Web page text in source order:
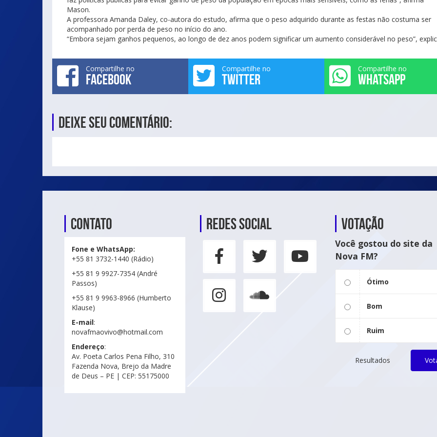
Mason.
A professora Amanda Daley, co-autora do estudo, afirma que o peso adquirido durante as festas não costuma ser
acompanhado por perda de peso no início do ano.
“Embora sejam ganhos pequenos, ao longo de dez anos podem significar um aumento considerável no peso”,
Compartilhe no
FACEBOOK
Compartilhe no
TWITTER
Compartilhe no
WHATSAPP
Deixe seu comentário:
Contato
Fone e WhatsApp:
+55 81 3732-1440 (Rádio)
+55 81 9 9927-7354 (André
Passos)
+55 81 9 9963-8966 (Humberto
Klause)
E-mail:
novafmaovivo@hotmail.com
Endereço:
Av. Poeta Carlos Pena Filho, 310
Fazenda Nova, Brejo da Madre
de Deus – PE | CEP: 55175000
Redes social Votação
Você gostou do site da
Nova FM?
Ótimo
Bom
Ruim
Resultados